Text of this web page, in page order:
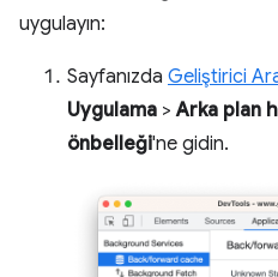
uygulayın:
Sayfanızda Geliştirici
Uygulama >Arka plan
önbelleği'ne gidin.